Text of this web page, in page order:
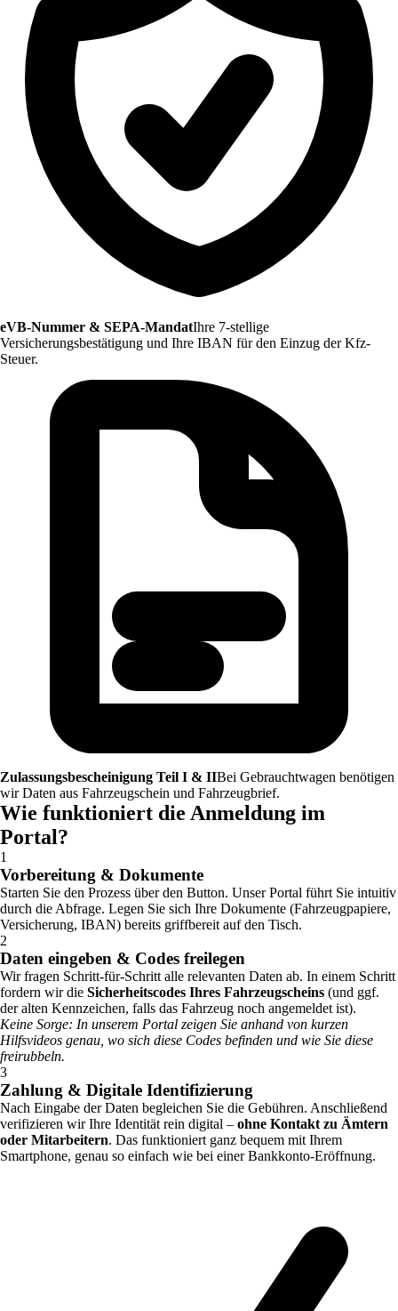
eVB-Nummer & SEPA-MandatIhre 7-stellige
Versicherungsbestätigung und Ihre IBAN für den Einzug der Kfz-
Steuer.
Zulassungsbescheinigung Teil I & IIBei Gebrauchtwagen benötigen
wir Daten aus Fahrzeugschein und Fahrzeugbrief.
Wie funktioniert die Anmeldung im
Portal?
1
Vorbereitung & Dokumente
Starten Sie den Prozess über den Button. Unser Portal führt Sie intuitiv
durch die Abfrage. Legen Sie sich Ihre Dokumente (Fahrzeugpapiere,
Versicherung, IBAN) bereits griffbereit auf den Tisch.
2
Daten eingeben & Codes freilegen
Wir fragen Schritt-für-Schritt alle relevanten Daten ab. In einem Schritt
fordern wir die Sicherheitscodes Ihres Fahrzeugscheins (und ggf.
der alten Kennzeichen, falls das Fahrzeug noch angemeldet ist).
Keine Sorge: In unserem Portal zeigen Sie anhand von kurzen
Hilfsvideos genau, wo sich diese Codes befinden und wie Sie diese
freirubbeln.
3
Zahlung & Digitale Identifizierung
Nach Eingabe der Daten begleichen Sie die Gebühren. Anschließend
verifizieren wir Ihre Identität rein digital – ohne Kontakt zu Ämtern
oder Mitarbeitern. Das funktioniert ganz bequem mit Ihrem
Smartphone, genau so einfach wie bei einer Bankkonto-Eröffnung.